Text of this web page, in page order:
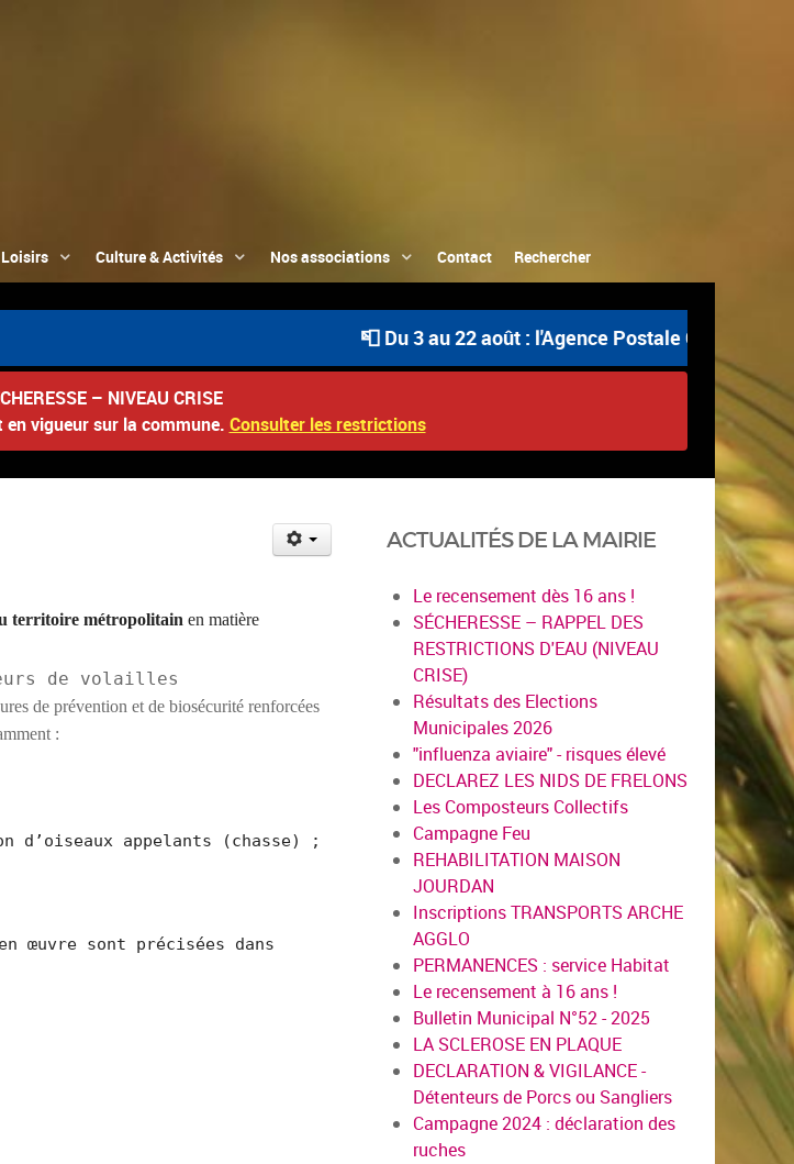
Culture & Activités Nos associations Contact Rechercher
📮 Du 3 au 22 août : l'Agence Postale Communale
– NIVEAU CRISE
vigueur sur la commune. Consulter les restrictions
territoire métropolitain en matière
de volailles
de prévention et de biosécurité renforcées
:
appelants (chasse) ;
œuvre sont précisées dans
ACTUALITÉS DE LA MAIRIE
Le recensement dès 16 ans !
SÉCHERESSE – RAPPEL DES
RESTRICTIONS D'EAU (NIVEAU
CRISE)
Résultats des Elections
Municipales 2026
"influenza aviaire" - risques élevé
DECLAREZ LES NIDS DE FRELONS
Les Composteurs Collectifs
Campagne Feu
REHABILITATION MAISON
JOURDAN
Inscriptions TRANSPORTS ARCHE
AGGLO
PERMANENCES : service Habitat
Le recensement à 16 ans !
Bulletin Municipal N°52 - 2025
LA SCLEROSE EN PLAQUE
DECLARATION & VIGILANCE -
Détenteurs de Porcs ou Sangliers
Campagne 2024 : déclaration des
ruches